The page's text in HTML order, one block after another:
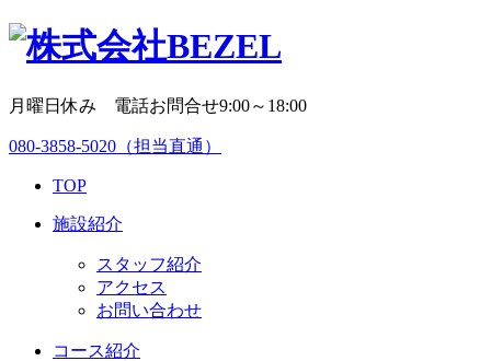
月曜日休み 電話お問合せ9:00～18:00
080-3858-5020 （担当直通）
TOP
施設紹介
スタッフ紹介
アクセス
お問い合わせ
コース紹介